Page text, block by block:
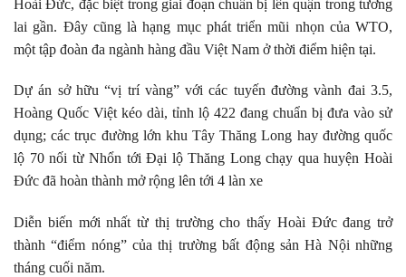
Hoài Đức, đặc biệt trong giai đoạn chuẩn bị lên quận trong tương
lai gần. Đây cũng là hạng mục phát triển mũi nhọn của WTO,
một tập đoàn đa ngành hàng đầu Việt Nam ở thời điểm hiện tại.
Dự án sở hữu “vị trí vàng” với các tuyến đường vành đai 3.5,
Hoàng Quốc Việt kéo dài, tỉnh lộ 422 đang chuẩn bị đưa vào sử
dụng; các trục đường lớn khu Tây Thăng Long hay đường quốc
lộ 70 nối từ Nhổn tới Đại lộ Thăng Long chạy qua huyện Hoài
Đức đã hoàn thành mở rộng lên tới 4 làn xe
Diễn biến mới nhất từ thị trường cho thấy Hoài Đức đang trở
thành “điểm nóng” của thị trường bất động sản Hà Nội những
tháng cuối năm.